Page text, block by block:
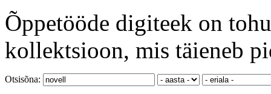
Õppetööde digiteek on
kollektsioon, mis täieneb
Otsisõna: